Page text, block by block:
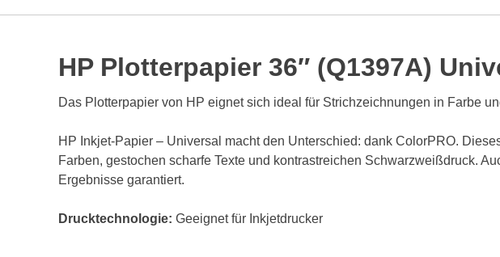
HP Plotterpapier 36″ (Q1397A)
Das Plotterpapier von HP eignet sich ideal für Strichzeichnungen in Farbe
HP Inkjet-Papier – Universal macht den Unterschied: dank ColorPRO.
Farben, gestochen scharfe Texte und kontrastreichen Schwarzweißdruck.
Ergebnisse garantiert.
Drucktechnologie: Geeignet für Inkjetdrucker